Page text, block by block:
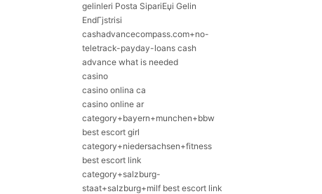
gelinleri Posta SipariЕџi Gelin
EndГјstrisi
cashadvancecompass.com+no-
teletrack-payday-loans cash
advance what is needed
casino
casino onlina ca
casino online ar
category+bayern+munchen+bbw
best escort girl
category+niedersachsen+fitness
best escort link
category+salzburg-
staat+salzburg+milf best escort link